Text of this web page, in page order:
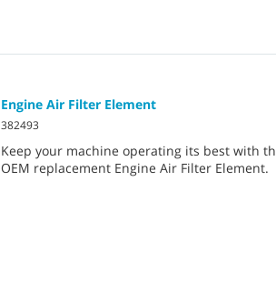
Engine Air Filter Element
382493
Keep your machine operating its best with
OEM replacement Engine Air Filter Element.